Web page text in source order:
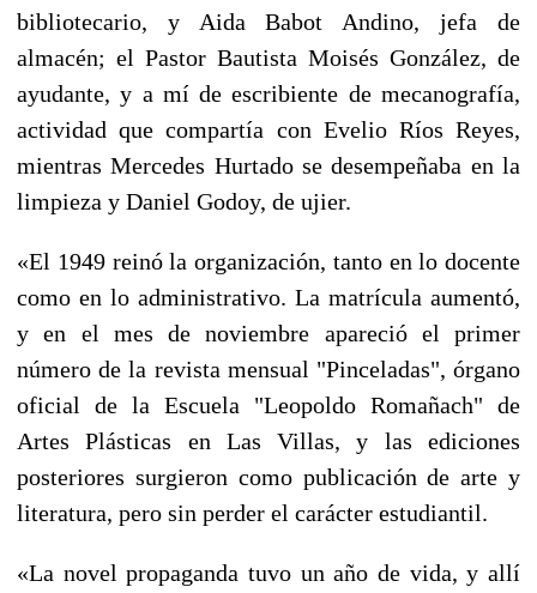
bibliotecario, y Aida Babot Andino, jefa de
almacén; el Pastor Bautista Moisés González, de
ayudante, y a mí de escribiente de mecanografía,
actividad que compartía con Evelio Ríos Reyes,
mientras Mercedes Hurtado se desempeñaba en la
limpieza y Daniel Godoy, de ujier.
«El 1949 reinó la organización, tanto en lo docente
como en lo administrativo. La matrícula aumentó,
y en el mes de noviembre apareció el primer
número de la revista mensual "Pinceladas", órgano
oficial de la Escuela "Leopoldo Romañach" de
Artes Plásticas en Las Villas, y las ediciones
posteriores surgieron como publicación de arte y
literatura, pero sin perder el carácter estudiantil.
«La novel propaganda tuvo un año de vida, y allí